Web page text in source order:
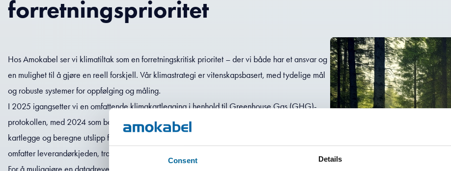
Consent Details
forretningsprioritet
Hos Amokabel ser vi klimatiltak som en forretningskritisk prioritet – der vi både har et ansvar og
en mulighet til å gjøre en reell forskjell. Vår klimastrategi er vitenskapsbasert, med tydelige mål
og robuste systemer for oppfølging og måling.
I 2025 igangsetter vi en omfattende klimakartlegging i henhold til Greenhouse Gas (GHG)-
protokollen, med 2024 som basisår for Scope 1- og Scope 2-utslipp. Dette gjør det mulig å
kartlegge og beregne utslipp fra egen virksomhet og innkjøpt energi. Scope 3-utslipp – som
omfatter leverandørkjeden, transport og produktbruk – vil bli inkludert fra og med 2026.